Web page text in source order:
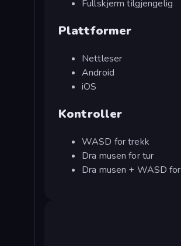
Fullskjerm tilgjengelig
Plattformer
Nettleser
Android
iOS
Kontroller
WASD for trekk
Dra musen for tur
Dra musen + WASD